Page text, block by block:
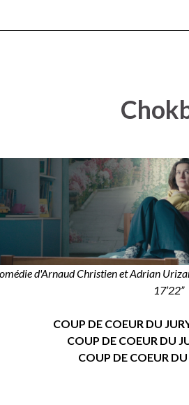
d'Arnaud Christien et Adrian
17’22”
COUP DE COEUR DU
COUP DE COEUR DU
COUP DE COEUR DU